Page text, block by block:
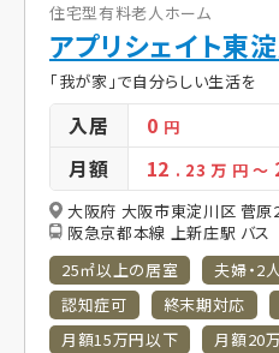
住宅型有料老人ホーム
アプリシェイト東
「我が家」で自分らしい生活を
入居 0 円
月額 12 . 23万 円 ～
大阪府 大阪市東淀川区 菅
阪急京都本線 上新庄駅 バス
25㎡以上の居室
夫婦・2
認知症可
終末期対応
月額15万円以下
月額20